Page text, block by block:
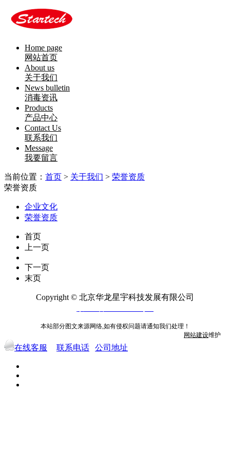
Home page
网站首页
About us
关于我们
News bulletin
消毒资讯
Products
产品中心
Contact Us
联系我们
Message
我要留言
当前位置： 首页 > 关于我们 > 荣誉资质
荣誉资质
企业文化
荣誉资质
首页
上一页
下一页
末页
Copyright © 北京华龙星宇科技发展有限公司
本站部分图文来源网络,如有侵权问题请通知我们处理！
网站建设维护
在线客服 联系电话 公司地址